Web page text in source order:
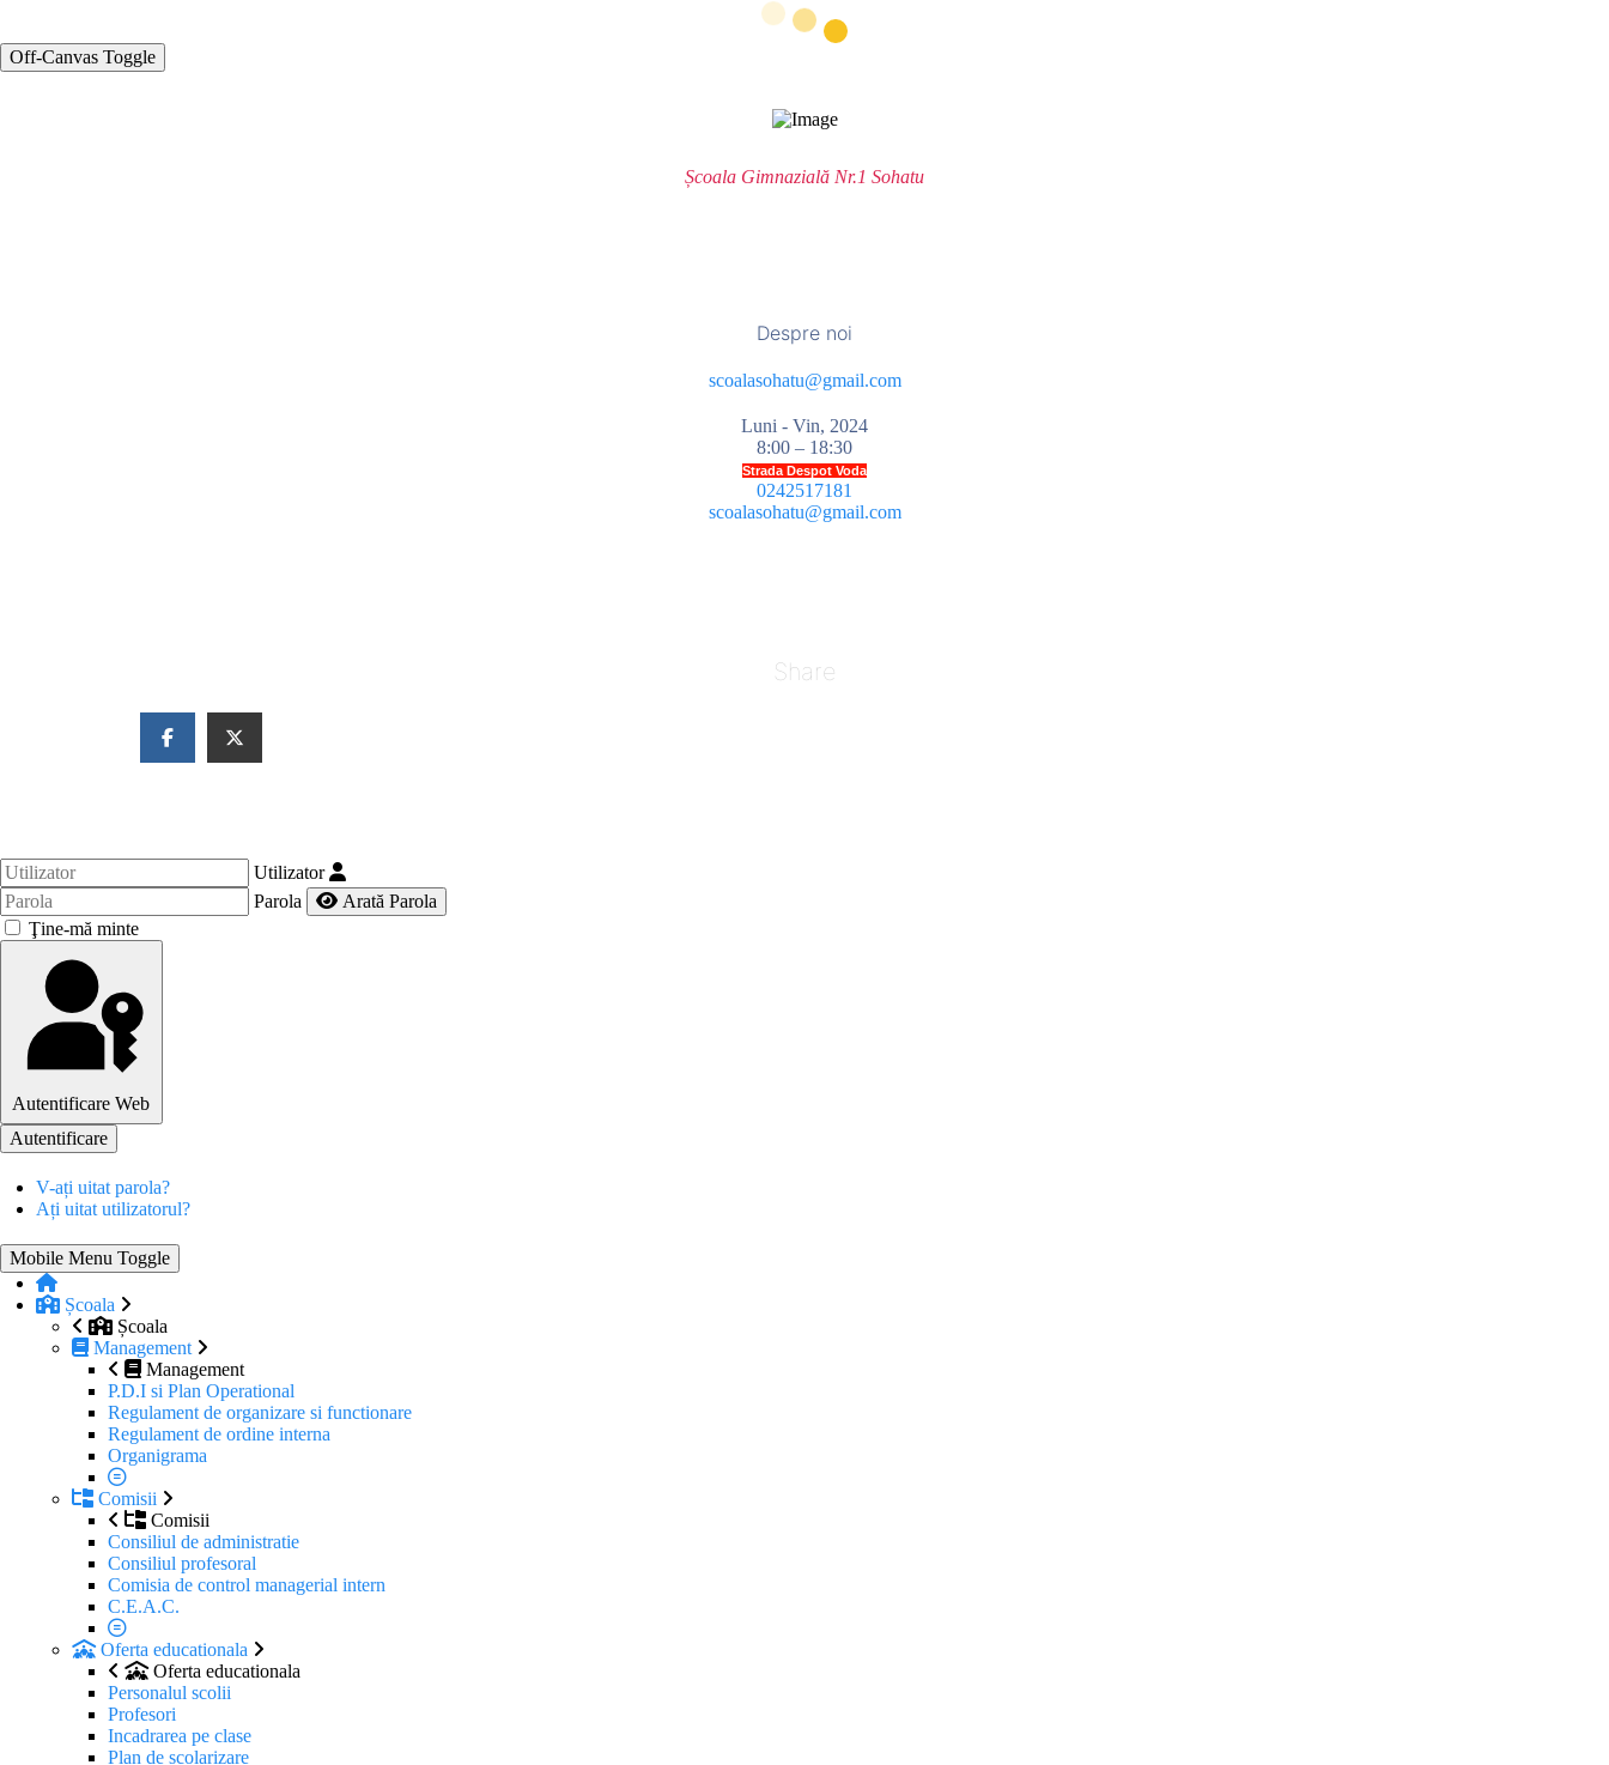
Off-Canvas Toggle
Școala Gimnazială Nr.1 Sohatu
Despre noi
scoalasohatu@gmail.com
Luni - Vin, 2024
8:00 – 18:30
Strada Despot Voda
0242517181
scoalasohatu@gmail.com
Share
Utilizator
Parola
Arată Parola
Ţine-mă minte
Autentificare Web
Autentificare
V-ați uitat parola?
Ați uitat utilizatorul?
Mobile Menu Toggle
Școala
Școala
Management
Management
P.D.I si Plan Operational
Regulament de organizare si functionare
Regulament de ordine interna
Organigrama
Comisii
Comisii
Consiliul de administratie
Consiliul profesoral
Comisia de control managerial intern
C.E.A.C.
Oferta educationala
Oferta educationala
Personalul scolii
Profesori
Incadrarea pe clase
Plan de scolarizare